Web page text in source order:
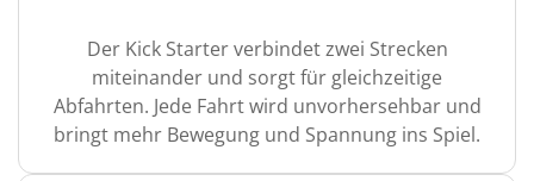
Der Kick Starter verbindet zwei Strecken
miteinander und sorgt für gleichzeitige
Abfahrten. Jede Fahrt wird unvorhersehbar und
bringt mehr Bewegung und Spannung ins Spiel.